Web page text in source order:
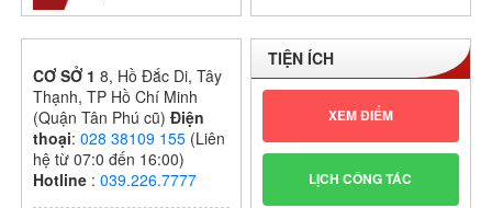
I – KHỐI THPT
NĂM HỌC:
CƠ SỞ 18, Hồ Đắc Di, Tây
Thạnh, TP Hồ Chí Minh
(Quận Tân Phú cũ) Điện
thoại:028 38109 155 (Liên
hệ từ 07:0 đến 16:00)
Hotline :039.226.7777
TIỆN ÍCH
XEM ĐIỂM
LỊCH CÔNG TÁC